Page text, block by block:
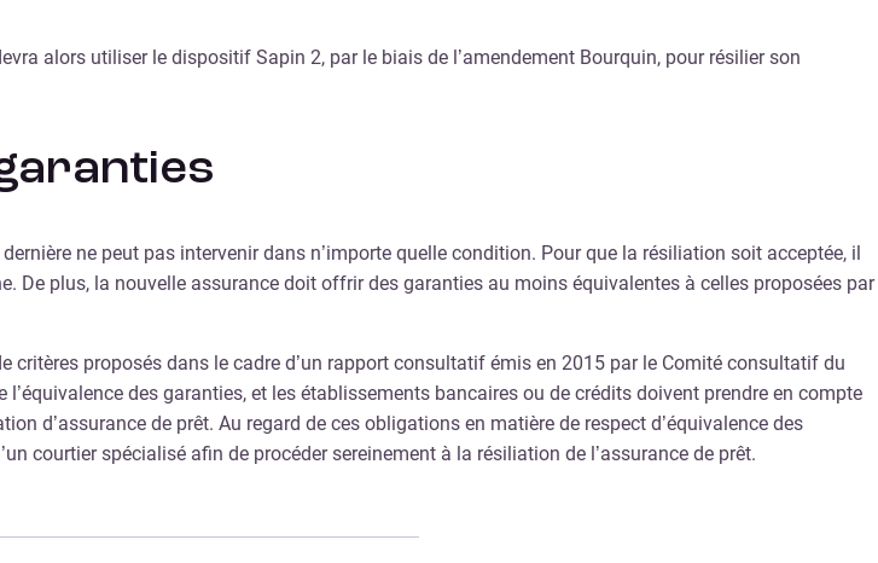
alors utiliser le dispositif Sapin 2, par le biais de l’amendement Bourquin, pour résilier son
ne peut pas intervenir dans n’importe quelle condition. Pour que la résiliation soit acceptée, il
De plus, la nouvelle assurance doit offrir des garanties au moins équivalentes à celles proposées par
critères proposés dans le cadre d’un rapport consultatif émis en 2015 par le Comité consultatif du
des garanties, et les établissements bancaires ou de crédits doivent prendre en compte
d’assurance de prêt. Au regard de ces obligations en matière de respect d’équivalence des
courtier spécialisé afin de procéder sereinement à la résiliation de l’assurance de prêt.